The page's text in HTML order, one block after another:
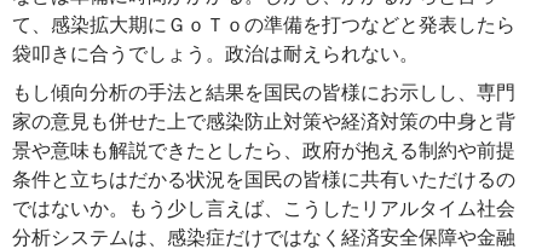
て、感染拡大期にＧｏＴｏの準備を打つなどと発表したら
袋叩きに合うでしょう。政治は耐えられない。
もし傾向分析の手法と結果を国民の皆様にお示しし、専門
家の意見も併せた上で感染防止対策や経済対策の中身と背
景や意味も解説できたとしたら、政府が抱える制約や前提
条件と立ちはだかる状況を国民の皆様に共有いただけるの
ではないか。もう少し言えば、こうしたリアルタイム社会
分析システムは、感染症だけではなく経済安全保障や金融